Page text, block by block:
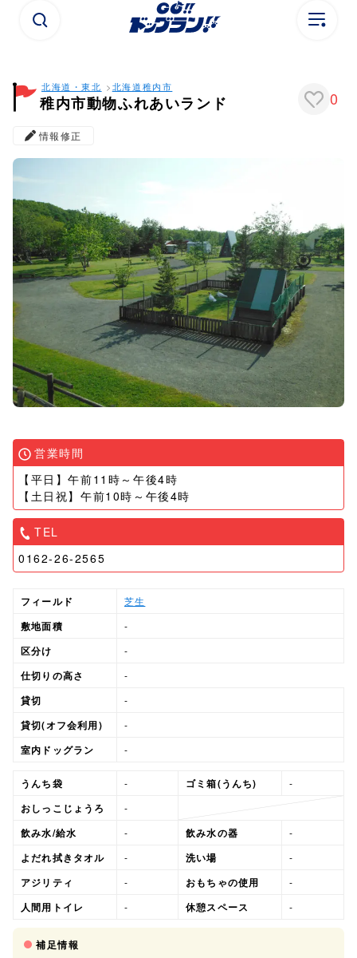
北海道・東北 北海道稚内市
稚内市動物ふれあいランド 0
情報修正
営業時間
【平日】午前11時～午後4時
【土日祝】午前10時～午後4時
TEL
0162-26-2565
フィールド 芝生
敷地面積 -
区分け -
仕切りの高さ -
貸切 -
貸切(オフ会利用) -
室内ドッグラン -
うんち袋 - ゴミ箱(うんち) -
おしっこじょうろ -
飲み水/給水 - 飲み水の器 -
よだれ拭きタオル - 洗い場 -
アジリティ - おもちゃの使用 -
人間用トイレ - 休憩スペース -
補足情報